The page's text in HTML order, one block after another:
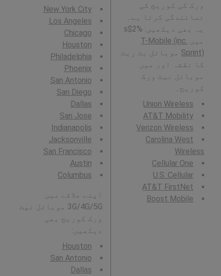
ورک کی کوریج کی
نمائندگی کرتا ہے۔
یہ بھی دیکھیں: %2$s
میں T-Mobile (inc.
Sprint) موبائل بٹ ریٹ
کا نقشہ اور میں
موبائل نیٹ ورک
کوریج۔
Union Wireless
AT&T Mobility
Verizon Wireless
Carolina West
Wireless
Cellular One
U.S. Cellular
AT&T FirstNet
Boost Mobile
New York City
Los Angeles
Chicago
Houston
Philadelphia
Phoenix
San Antonio
San Diego
Dallas
San Jose
Indianapolis
Jacksonville
San Francisco
Austin
Columbus
اپنے علاقے میں
3G/4G/5G موبائل نیٹ
ورک کوریج بھی
دیکھیں:
Houston
San Antonio
Dallas